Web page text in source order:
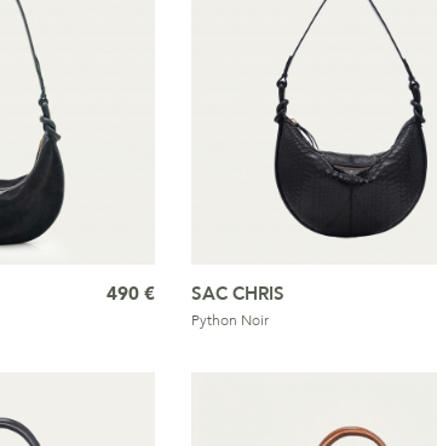
490 € SAC CHRIS
Python Noir